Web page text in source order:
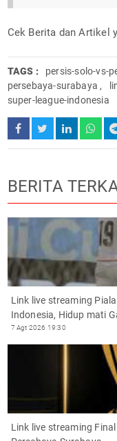
Cek Berita dan Artikel
TAGS : persis-solo-vs-
persebaya-surabaya ,
super-league-indonesia
BERITA
Link live streaming
Indonesia, Hidup mati
7 Agt 2026 19:30
Link live streaming